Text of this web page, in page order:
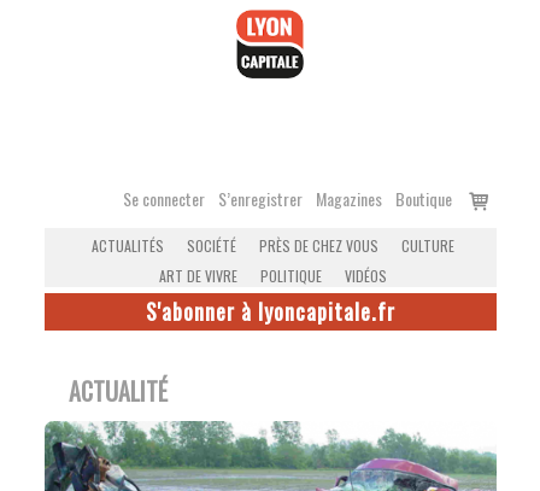
Se connecter S’enregistrer Magazines Boutique
Voir
ACTUALITÉS SOCIÉTÉ PRÈS DE CHEZ VOUS
CULTURE
ART DE VIVRE
POLITIQUE VIDÉOS
S'abonner à lyoncapitale.fr
ACTUALITÉ